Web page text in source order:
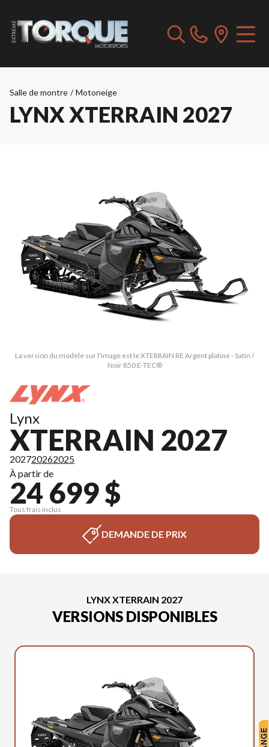
Salle de montre / Motoneige
LYNX XTERRAIN 2027
La version du modèle sur l'image est le XTERRAIN RE Argent platine - Satin /
Noir 850 E-TEC®
Lynx
XTERRAIN 2027
202720262025
À partir de
24 699 $
Tous frais inclus
DEMANDE DE PRIX
LYNX XTERRAIN 2027
VERSIONS DISPONIBLES